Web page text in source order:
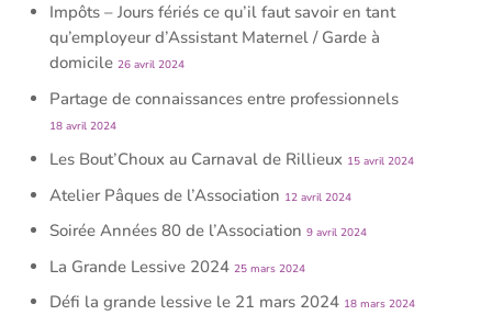
Impôts – Jours fériés ce qu’il faut savoir en tant
qu’employeur d’Assistant Maternel / Garde à
domicile 26 avril 2024
Partage de connaissances entre professionnels
18 avril 2024
Les Bout’Choux au Carnaval de Rillieux 15 avril 2024
Atelier Pâques de l’Association 12 avril 2024
Soirée Années 80 de l’Association 9 avril 2024
La Grande Lessive 2024 25 mars 2024
Défi la grande lessive le 21 mars 2024 18 mars 2024